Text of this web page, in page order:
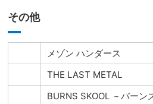
その他
メゾン ハンダース
THE LAST METAL
BURNS SKOOL －バーン